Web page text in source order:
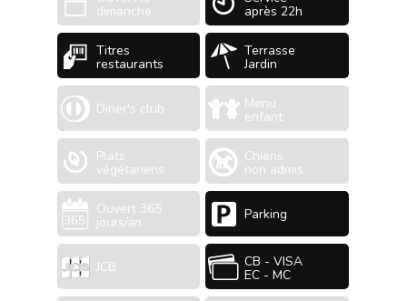
dimanche après 22h
Titres
restaurants
Terrasse
Jardin
Diner's club Menu
enfant
Plats
végétariens
Chiens
non admis
Ouvert 365
jours/an Parking
JCB CB - VISA
EC - MC